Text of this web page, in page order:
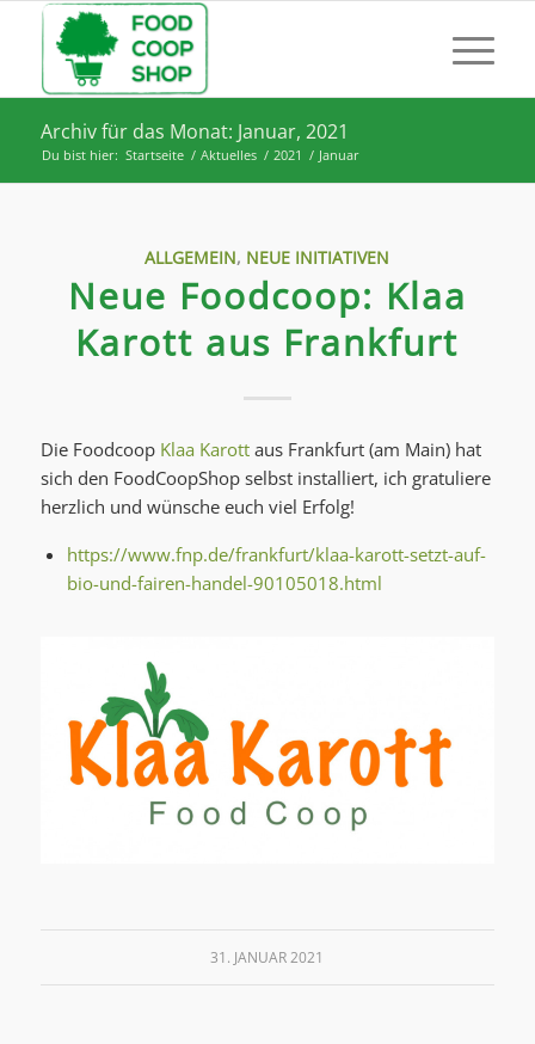
Archiv für das Monat: Januar, 2021
Du bist hier: Startseite / Aktuelles / 2021 / Januar
ALLGEMEIN, NEUE INITIATIVEN
Neue Foodcoop: Klaa
Karott aus Frankfurt
Die Foodcoop Klaa Karottaus Frankfurt (am Main) hat
sich den FoodCoopShop selbst installiert, ich gratuliere
herzlich und wünsche euch viel Erfolg!
https://www.fnp.de/frankfurt/klaa-karott-setzt-auf-
bio-und-fairen-handel-90105018.html
31. JANUAR 2021